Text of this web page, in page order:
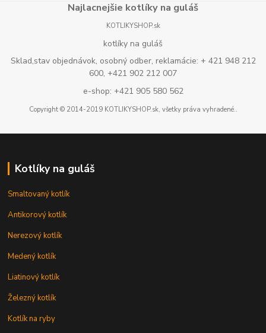
Najlacnejšie kotlíky na guláš
KOTLIKYSHOP.sk
kotlíky na guláš
Sklad,stav objednávok, osobný odber, reklamácie: + 421 948 212
600, +421 902 212 007
e-shop: +421 905 580 562
Copyright © 2014-2019 KOTLIKYSHOP.sk, všetky práva vyhradené..
Kotlíky na guláš
Smaltovaný kotlík
Antikorový kotlík
Nerezový kotlík
Medený kotlík
Liatinový kotlík
Železný kotlík
Kotlík na ryby